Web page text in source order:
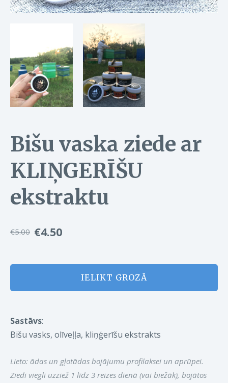
Bišu vaska ziede ar
KLIŅGERĪŠU
ekstraktu
€5.00 €4.50
IELIKT GROZĀ
Sastāvs:
Bišu vasks, olīveļļa, kliņģerīšu ekstrakts
Lieto: ādas un gļotādas bojājumu profilaksei un aprūpei.
Ziedi viegli uzziež 1 līdz 3 reizes dienā (vai biežāk), bojātos